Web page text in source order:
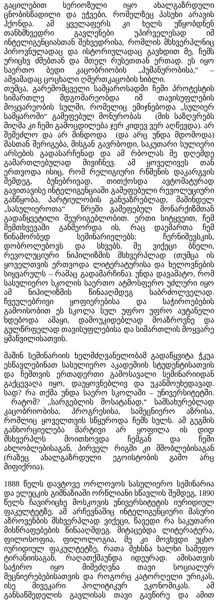
გაცილებით სერიოზული იყო ახალგაზრდული
ცნობისწადილი და ეჭვები, რომელზეც პასუხი არავის
ჰქონდა. ამ ყველაფერს კი ხელს უწყობდნენ
თანხმხვედრი გავლენები უპირველესად იმ
ინტელიგენციასთან შეხვედრისა, რომლის მსხვერპლნიც
პიროვნულადაც და ისტორიულადაც გავხდით მე, ჩემს
ურიცხვ ძმებთან და მთელ რუსეთთან ერთად. ეს იყო
საერთო ბედი კაცობრიობის „ჰუმანურობისა,“ –
ამჟამადაც ცოცხალი ღმერთკაცობის ხიბლი.
თუმცა, გარემომცველი სამყაროსადმი ჩემი პროტესტის
სიმართლე მდგომარეობდა იმ თავისუფლების
მოყვარეობის სულში, რომელიც ემიჯნებოდა „სულიერ
სამყაროში“ გამეფებულ მონურობას (მის საზღვრებს
მიღმა კი ჩემი გამოცდილება ჯერ კიდევ ვერ აღწევდა). არ
შემეძლო და არ მინდოდა (და არც უნდა მდომოდა)
მასთან შერიგება, მისგან გავრბოდი, საკუთარი სულიერი
არსების გადასარჩენად და ამ რბოლას მე დღემდე
გამართლებულად მივიჩნევ. ამ ყოველივეს თან
ერთვოდა ისიც, რომ რელიგიური რწმენის დაკარგვის
შემდეგ, ბუნებრივად, თითქოსდა ავტომატურად
გავითავისე ინტელიგენციაში გამეფებული რევოლუციური
განწყობა, პარტიულობის განუაზრებლად, მაშინდელ
„სასულიეროთა“ წრეში გამეფებულ მონარქიზმთან
გადაწყვეტილი შეურიგებლობით. ერთი სიტყვეით, ჩემ
შემთხვევაში განმეორდა ის, რაც დაემართა ჩემ
წინამორბედ სემინარიელებს: ჩერნიშევსკის,
დობროლუბოვს და სხვებს. მე ვიქეცი ბნელი,
რევოლუციური ნიჰილიზმის მსხვერპლად (თუმცა ის
ყოველთვის ერთვოდა ლიტერატურისა და ხელოვნების
სიყვარულს – რამაც გადამარჩინა). უნდა დავამატო, რომ
სასულიერო სკოლის საერთო ატმოსფერო უძლური იყო
ამ ნიჰილიზმის წინააღმდეგ საბრძოლველად.
ჩვეულებრივი ყოფიერებისა და საჭიროებების
გამოისობით ეს სკოლა სულ უფრო უფრო აუტანელი
ხდებოდა ამაყი, დამოუკიდებლად მოაზროვნე და
გულწრფელად თავისუფლებისა და სიმართლის მოყვარე
ყმაწვილისათვის.
მაშინ სემინარიის ხელმძღვანელობამ გადაწყვიტა ჭკუა
ესწავლებინათ სასულიერო აკადემიის სტუდენტისათვის
და ჩემთვის ერთადერთი გამოსავალი სემინარიიდან
გაქცევაღა იყო, დაუყოვნებლივ და უკანმოუხედავად.
სად? რა თქმა უნდა საერო სკოლაში – უნივერსიტეტში.
რატომ? „სარგებლის მოსატანად,“ სამსახურებლად
კაცობრიობისა, პროგრესისა, სამეცნიერო აზრისა,
რომლიც ყოველთვის სწყუროდა ჩემს სულს. ამ გეგმის
განხორციელება მარტივი არ ყოფილა ის დიდ
მსხვერპლს მოითხოვდა ჩემგან და ჩემი
ახლობლებისაგან, პირველ რიგში კი მშობლებისაგან
(რაზეც ახალგაზრდული ეგოისტობის გამო არც
მიფიქრია).
1888 წელს დავტოვე ორლოვოს სასულიერო სემინარია
და ელეცკის გიმნაზიაში ორწლიანი სწავლის შემდეგ, 1890
წელს ჩავირიცხე მოსკოვის უნივერსიტეტის იურიდიულ
ფაკულტეტზე. ამ არჩევნაშიც ინტელიგენციური მასური
აზროვენბის მსხვერპლად ვიქეცი, წავედი რა საკუთარი
მისწრაფებების წინააღმდეგ. მიტაცებდა ლიტერატურა,
ფილოსოფია, ფილოლოგია, მე კი მოვხვდი უცხო
იურიდიულ ფაკულტეტზე, რათა მეხსნა ხალხი სამეფო
ტირანიისაგან, რაღათქმაუნდა იდეურად. ამისათვის
საჭირო იყო მიმეძღვნა თავი სოციალურ
მეცნიერებებისათვის და როგორც კატორღელი ურიკას,
ისე მივეკარი პოლიტიკურ ეკონომიკას. ამ
განსაწმედელის გავლისას თავი გავწირე და ამით